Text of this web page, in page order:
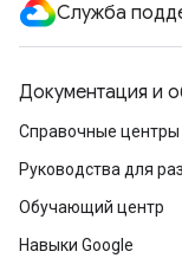
Служба
Документация и
Справочные центры
Руководства для
Обучающий центр
Навыки Google